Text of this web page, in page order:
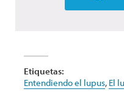
Etiquetas:
Entendiendo el lupus, El